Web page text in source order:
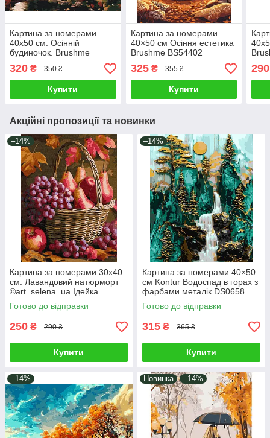
Картина за номерами
40х50 см. Осінній
будиночок. Brushme
320 ₴ 350 ₴
Купити
Картина за номерами
40×50 см Осіння естетика
Brushme BS54402
325₴ 355 ₴
Купити
290
Акційні пропозиції та новинки
–14%
Картина за номерами 30х40
см. Лавандовий натюрморт
©art_selena_ua Ідейка.
KHO5725
Готово до відправки
250 ₴ 290 ₴
Купити
–14%
Картина за номерами 40×50
см Kontur Водоспад в горах з
фарбами металік DS0658
Готово до відправки
315 ₴ 365 ₴
Купити
–14% Новинка –14%